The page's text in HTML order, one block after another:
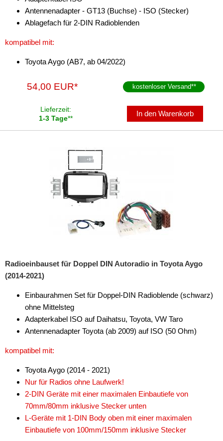
Antennenadapter - GT13 (Buchse) - ISO (Stecker)
Ablagefach für 2-DIN Radioblenden
kompatibel mit:
Toyota Aygo (AB7, ab 04/2022)
54,00 EUR* kostenloser Versand**
Lieferzeit:
1-3 Tage**
In den Warenkorb
Radioeinbauset für Doppel DIN Autoradio in Toyota Aygo
(2014-2021)
Einbaurahmen Set für Doppel-DIN Radioblende (schwarz)
ohne Mittelsteg
Adapterkabel ISO auf Daihatsu, Toyota, VW Taro
Antennenadapter Toyota (ab 2009) auf ISO (50 Ohm)
kompatibel mit:
Toyota Aygo (2014 - 2021)
Nur für Radios ohne Laufwerk!
2-DIN Geräte mit einer maximalen Einbautiefe von
70mm/80mm inklusive Stecker unten
L-Geräte mit 1-DIN Body oben mit einer maximalen
Einbautiefe von 100mm/150mm inklusive Stecker